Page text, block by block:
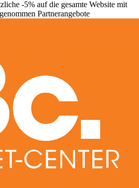
-5% auf die gesamte Website mit
Partnerangebote